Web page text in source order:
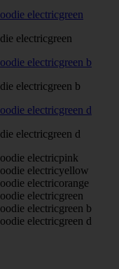
electricgreen
electricgreen b
electricgreen d